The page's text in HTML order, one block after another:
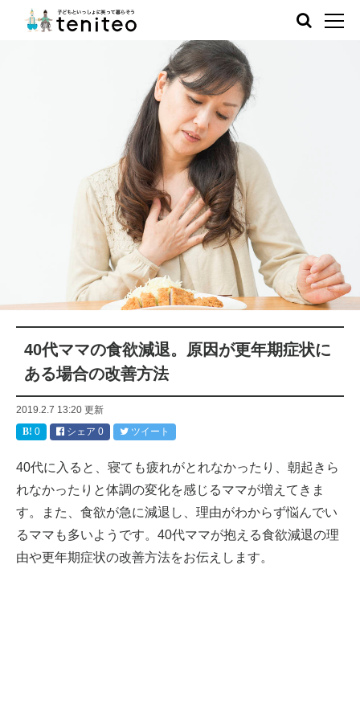
40代ママの食欲減退。原因が更年期症状に
ある場合の改善方法
2019.2.7 13:20 更新
0
シェア 0 ツイート
40代に入ると、寝ても疲れがとれなかったり、朝起きら
れなかったりと体調の変化を感じるママが増えてきま
す。また、食欲が急に減退し、理由がわからず悩んでい
るママも多いようです。40代ママが抱える食欲減退の理
由や更年期症状の改善方法をお伝えします。